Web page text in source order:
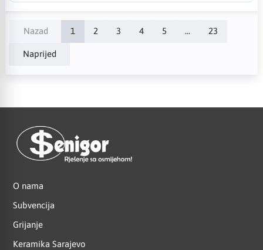
Nazad 1 2 3 4 5 ... 23
Naprijed
O nama
Subvencija
Grijanje
Keramika Sarajevo